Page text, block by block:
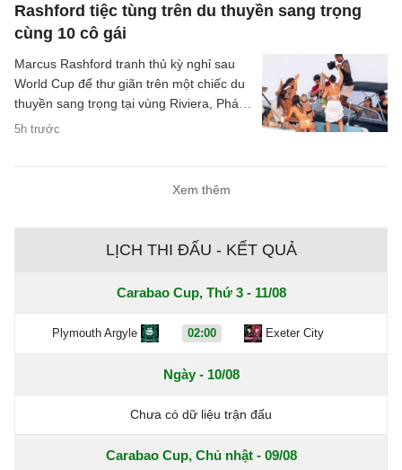
Rashford tiệc tùng trên du thuyền sang trọng
cùng 10 cô gái
5h trước
Marcus Rashford tranh thủ kỳ nghỉ sau
World Cup để thư giãn trên một chiếc du
thuyền sang trọng tại vùng Riviera, Pháp,
cùng 10 người bạn nữ.
Xem thêm
LỊCH THI ĐẤU - KẾT QUẢ
Carabao Cup, Thứ 3 - 11/08
Plymouth Argyle 02:00 Exeter City
Ngày - 10/08
Chưa có dữ liệu trận đấu
Carabao Cup, Chủ nhật - 09/08